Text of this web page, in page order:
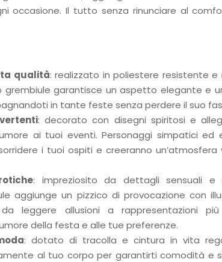
occasione. Il tutto senza rinunciare al
qualità: realizzato in poliestere resistente e
garantisce un aspetto elegante e
in tante feste senza perdere il suo
: decorato con disegni spiritosi e
ai tuoi eventi. Personaggi simpatici ed
i tuoi ospiti e creeranno un’atmosfera
: impreziosito da dettagli sensuali e
aggiunge un pizzico di provocazione con
leggere allusioni a rappresentazioni più
della festa e alle tue preferenze.
: dotato di tracolla e cintura in vita
al tuo corpo per garantirti comodità e